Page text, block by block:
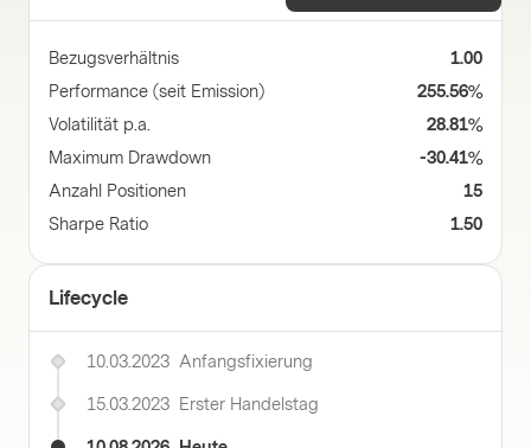
Bezugsverhältnis
1.00
Performance (seit Emission)
255.56%
Volatilität p.a.
28.81%
Maximum Drawdown
-30.41%
Anzahl Positionen
15
Sharpe Ratio
1.50
Lifecycle
10.03.2023 Anfangsfixierung
15.03.2023 Erster Handelstag